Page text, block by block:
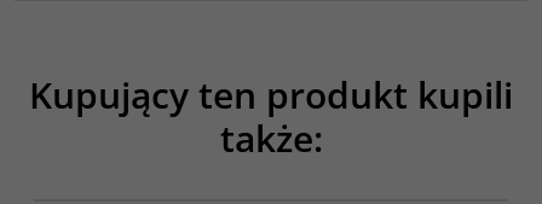
Kupujący ten produkt kupili
także: